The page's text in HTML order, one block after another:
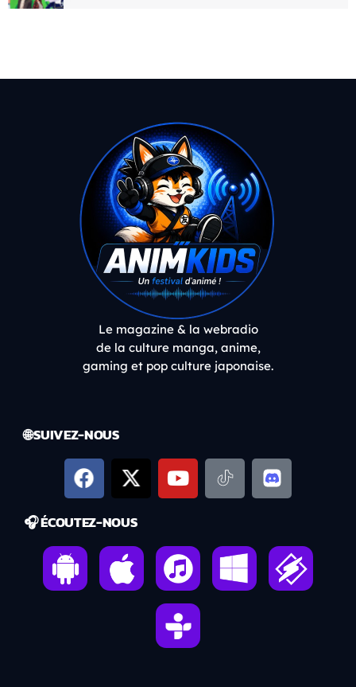
Le magazine & la webradio
de la culture manga, anime,
gaming et pop culture japonaise.
🌐 SUIVEZ-NOUS
🎧 ÉCOUTEZ-NOUS